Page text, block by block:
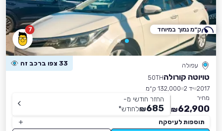
7
עפולה 33 צפו ברכב זה
טויוטה קורולה50TH
2017 יד 2
132,000 ק״מ
מחיר
62,900
₪
החזר חודשי מ-
685
₪לחודש*
תוספות לעיסקה
ק״מ נמוך במיוחד